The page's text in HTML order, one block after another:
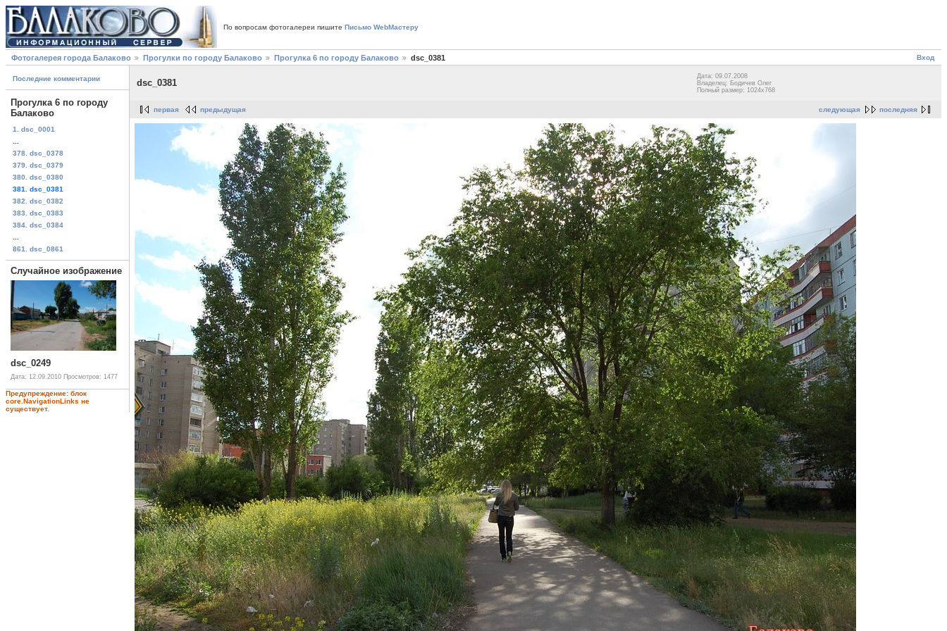
По вопросам фотогалереи пишите Письмо WebМастеру
Вход
Фотогалерея города Балаково Прогулки по городу Балаково Прогулка 6 по городу Балаково dsc_0381
Последние комментарии
Прогулка 6 по городу
Балаково
1. dsc_0001
378. dsc_0378
379. dsc_0379
380. dsc_0380
381. dsc_0381
382. dsc_0382
383. dsc_0383
384. dsc_0384
861. dsc_0861
Случайное изображение
dsc_0249
Дата: 12.09.2010 Просмотров: 1477
Предупреждение: блок
core.NavigationLinks не
существует.
dsc_0381
Дата: 09.07.2008
Владелец: Бодичев Олег
Полный размер: 1024x768
следующая последняя
первая предыдущая